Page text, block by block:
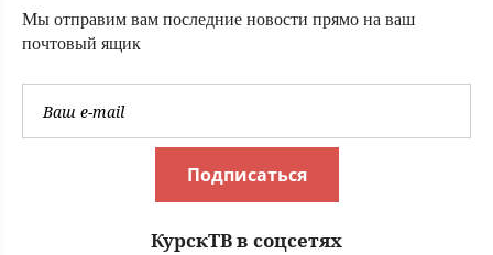
Мы отправим вам последние новости прямо на ваш
почтовый ящик
Подписаться
КурскТВ в соцсетях